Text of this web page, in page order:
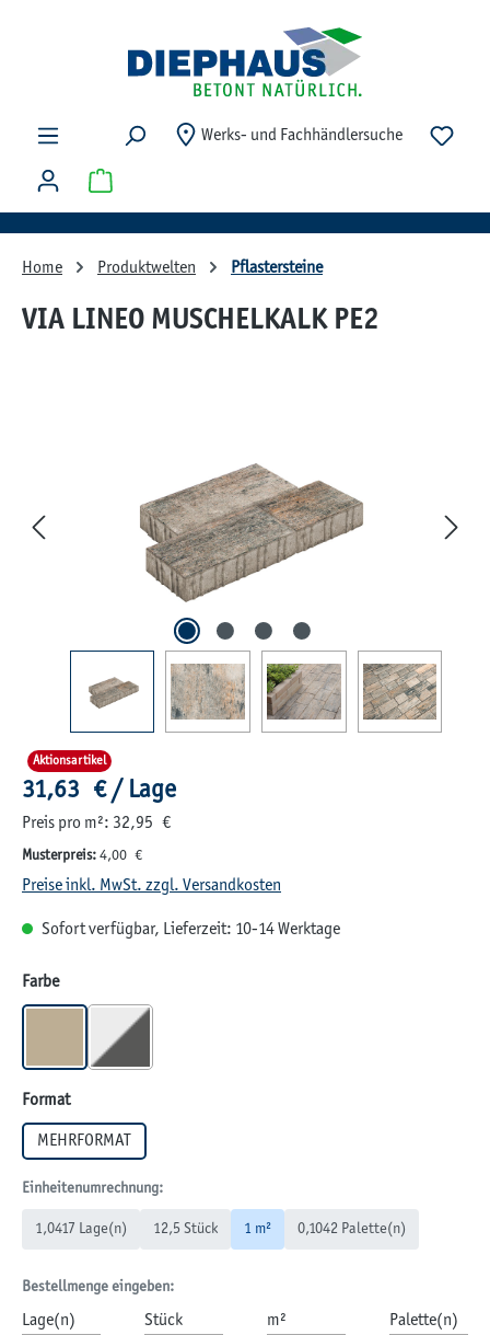
Werks- und Fachhändlersuche Du
Warenkorb enthält 0 Positionen. Der Gesamtwert
Home Produktwelten Pflastersteine
VIA LINEO MUSCHELKALK PE2
Aktionsartikel
Regulärer Preis:
31,63 € / Lage
Preis pro m²: 32,95 €
Musterpreis: 4,00 €
Preise inkl. MwSt. zzgl. Versandkosten
Sofort verfügbar, Lieferzeit: 10-14 Werktage
Farbeauswählen
MUSCHELKALK
Formatauswählen
MEHRFORMAT
Einheitenumrechnung:
1,0417 Lage(n) 12,5 Stück 1 m² 0,1042 Palette(n)
Bestellmenge eingeben:
Lage(n) Stück m² Palette(n)